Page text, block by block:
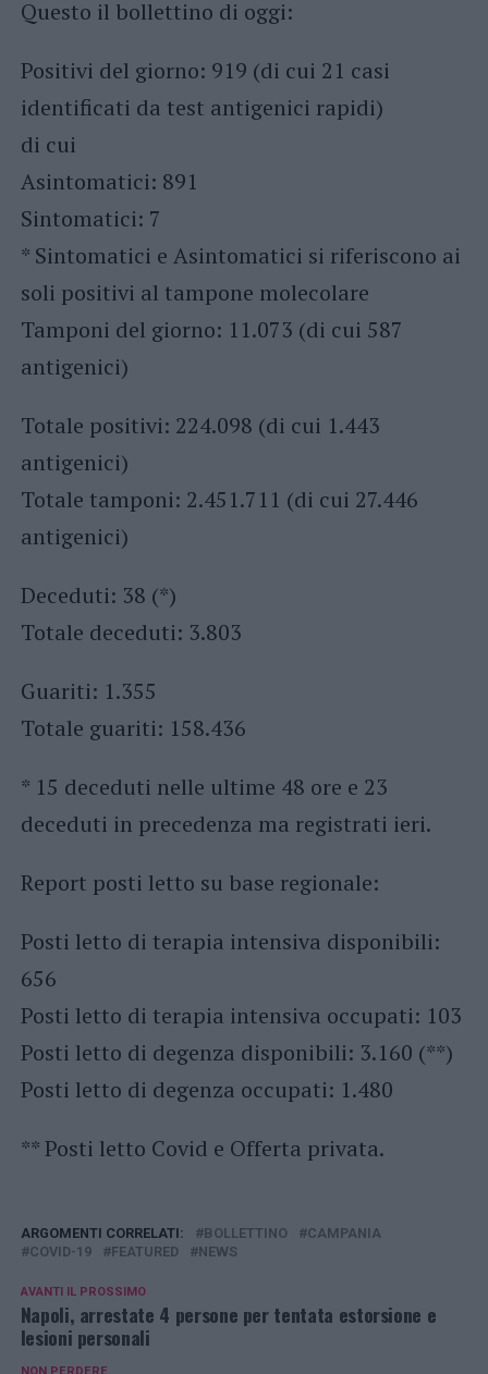
Questo il bollettino di oggi:
Positivi del giorno: 919 (di cui 21 casi
identificati da test antigenici rapidi)
di cui
Asintomatici: 891
Sintomatici: 7
* Sintomatici e Asintomatici si riferiscono ai
soli positivi al tampone molecolare
Tamponi del giorno: 11.073 (di cui 587
antigenici)
Totale positivi: 224.098 (di cui 1.443
antigenici)
Totale tamponi: 2.451.711 (di cui 27.446
antigenici)​
​Deceduti: 38 (*)​
Totale deceduti: 3.803
Guariti: 1.355
Totale guariti: 158.436
* 15 deceduti nelle ultime 48 ore e 23
deceduti in precedenza ma registrati​ ieri​.
​Report posti letto su base regionale:
Posti letto di terapia intensiva disponibili:
656
Posti letto di terapia intensiva occupati: 103
Posti letto di degenza disponibili: 3.160 (**)
Posti letto di degenza occupati: 1.480
** Posti letto Covid e Offerta privata.
ARGOMENTI CORRELATI: BOLLETTINO
CAMPANIA
COVID-19
FEATURED NEWS
AVANTI IL ​​PROSSIMO
Napoli, arrestate 4 persone per tentata estorsione e
lesioni personali